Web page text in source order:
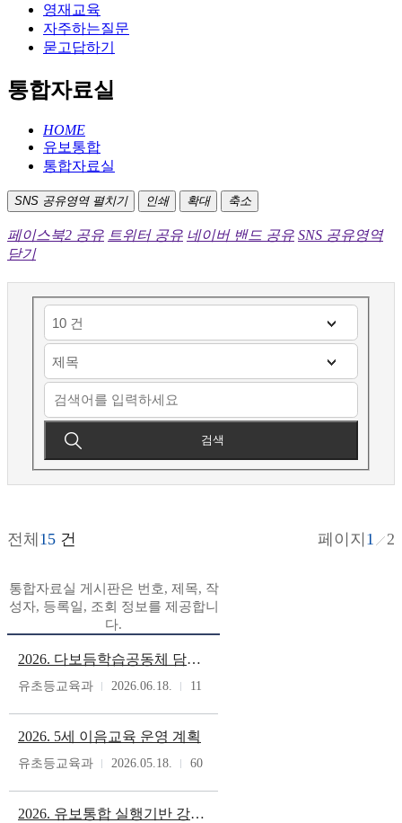
영재교육
자주하는질문
묻고답하기
통합자료실
HOME
유보통합
통합자료실
SNS 공유영역 펼치기 인쇄 확대 축소
페이스북2 공유 트위터 공유 네이버 밴드 공유 SNS 공유영역
닫기
검색
전체 15 건 페이지 1 2
통합자료실 게시판은 번호, 제목, 작
성자, 등록일, 조회 정보를 제공합니
다.
2026. 다보듬학습공동체 담당자 워크숍 자료
유초등교육과 2026.06.18. 11
2026. 5세 이음교육 운영 계획
유초등교육과 2026.05.18. 60
2026. 유보통합 실행기반 강화 사업 업무 담당자 회의 자료(다문화 유아 교육활동 지원)